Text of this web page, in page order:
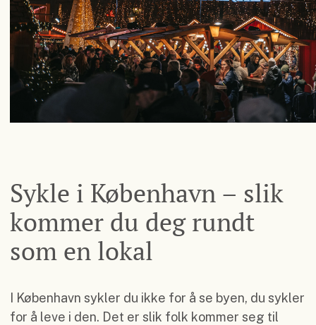
Sykle i København – slik
kommer du deg rundt
som en lokal
I København sykler du ikke for å se byen, du sykler
for å leve i den. Det er slik folk kommer seg til